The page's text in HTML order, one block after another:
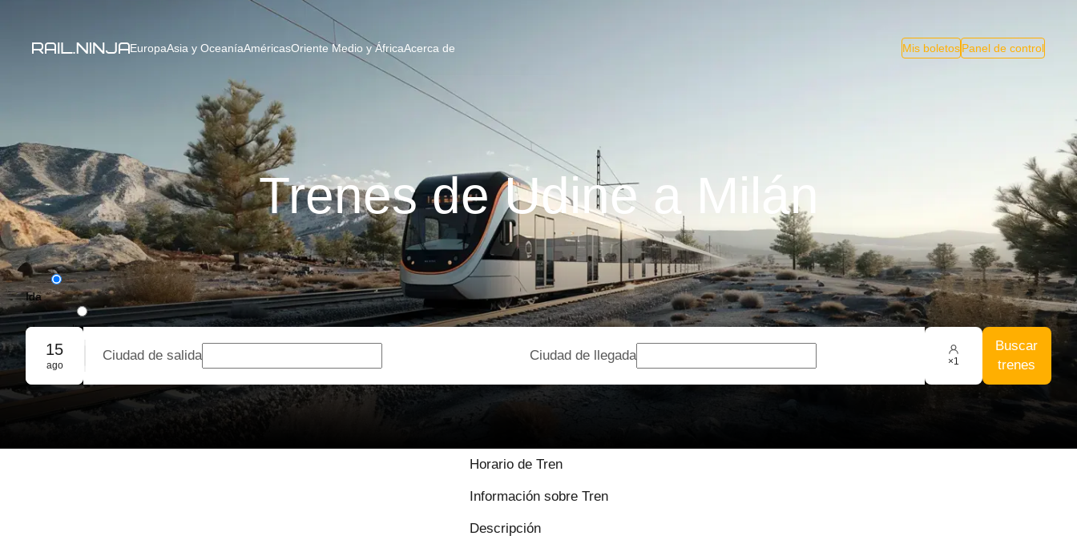
EuropaAsia y OceaníaAméricasOriente Medio y ÁfricaAcerca de Mis boletosPanel de control
Trenes de Udine a Milán
Ida
Ida y vuelta
Reserva grupal
15
ago
Ciudad de salida Ciudad de llegada ×1
Buscar
trenes
Horario de Tren
Información sobre Tren
Descripción